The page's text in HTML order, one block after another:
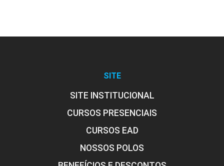
SITE
SITE INSTITUCIONAL
CURSOS PRESENCIAIS
CURSOS EAD
NOSSOS POLOS